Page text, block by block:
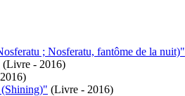
; Nosferatu, fantôme de la nuit)"
(Livre - 2016)
(Shining)" (Livre - 2016)